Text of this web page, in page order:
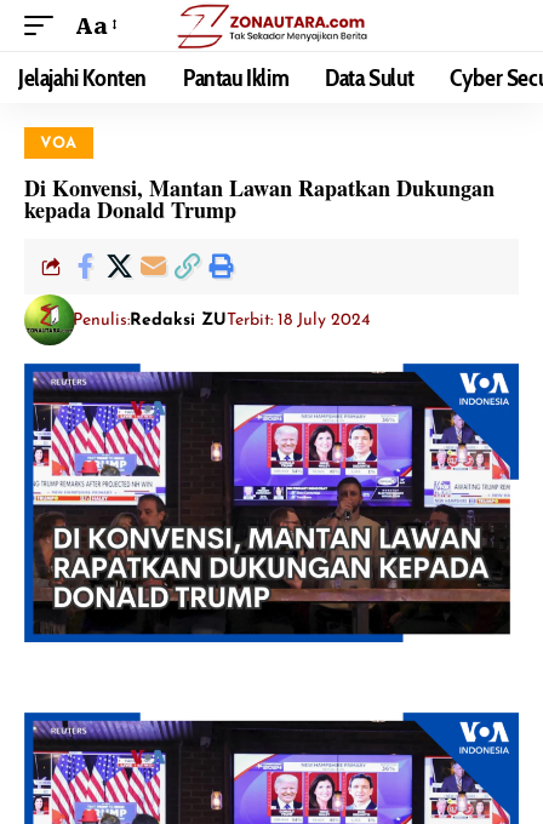
Aa
Jelajahi Konten Pantau Iklim Data Sulut Cyber
VOA
Di Konvensi, Mantan Lawan Rapatkan Dukungan
kepada Donald Trump
Penulis: Redaksi ZUTerbit: 18 July 2024